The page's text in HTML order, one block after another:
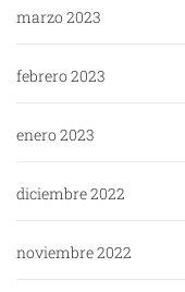
marzo 2023
febrero 2023
enero 2023
diciembre 2022
noviembre 2022